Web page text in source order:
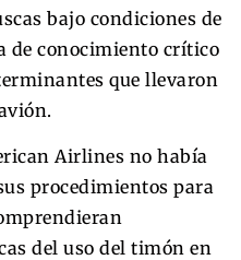
bajo condiciones de
de conocimiento crítico
que llevaron
Airlines no había
procedimientos para
del uso del timón en